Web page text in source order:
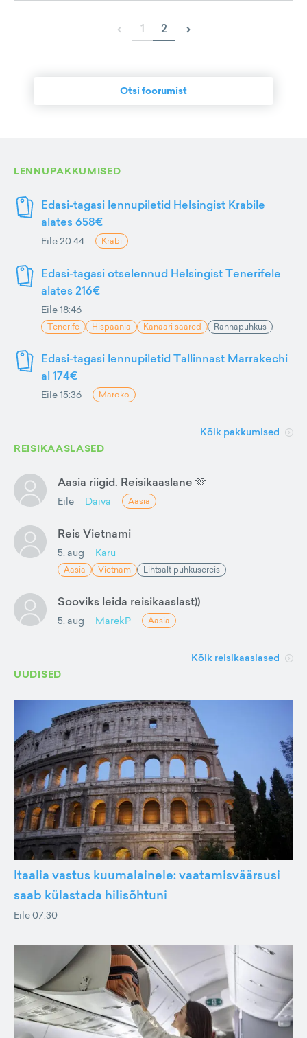
‹ 1 2 ›
Otsi foorumist
LENNUPAKKUMISED
Edasi-tagasi lennupiletid Helsingist Krabile
alates 658€
Eile 20:44 Krabi
Edasi-tagasi otselennud Helsingist Tenerifele
alates 216€
Eile 18:46
Tenerife Hispaania Kanaari saared Rannapuhkus
Edasi-tagasi lennupiletid Tallinnast Marrakechi
al 174€
Eile 15:36 Maroko
Kõik pakkumised
REISIKAASLASED
Aasia riigid. Reisikaaslane 🫶
Eile Daiva Aasia
Reis Vietnami
5. aug Karu
Aasia Vietnam Lihtsalt puhkusereis
Sooviks leida reisikaaslast))
5. aug MarekP Aasia
Kõik reisikaaslased
UUDISED
Itaalia vastus kuumalainele: vaatamisväärsusi
saab külastada hilisõhtuni
Eile 07:30